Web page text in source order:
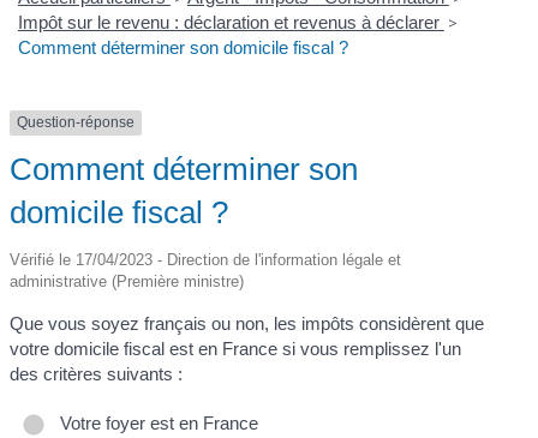
Impôt sur le revenu : déclaration et revenus à déclarer >
Comment déterminer son domicile fiscal ?
Question-réponse
Comment déterminer son
domicile fiscal ?
Vérifié le 17/04/2023 - Direction de l'information légale et
administrative (Première ministre)
Que vous soyez français ou non, les impôts considèrent que
votre domicile fiscal est en France si vous remplissez l'un
des critères suivants :
Votre foyer est en France